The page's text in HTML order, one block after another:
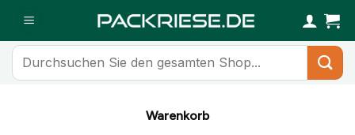
Inhalt
springen
Suchen
nach:
Warenkorb